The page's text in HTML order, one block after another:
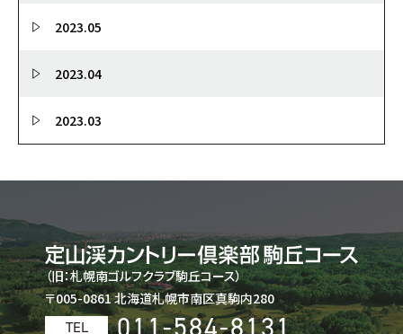
2023.05
2023.04
2023.03
（旧：札幌南ゴルフクラブ駒丘コース）
〒005-0861 北海道札幌市南区真駒内280
TEL